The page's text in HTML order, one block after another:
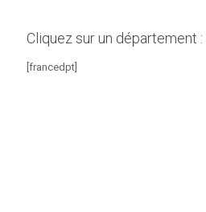
Cliquez sur un département :
[francedpt]